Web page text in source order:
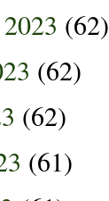
(62)
(62)
(62)
(61)